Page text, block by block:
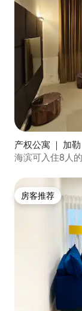
产权公寓 ｜ 加勒
房客推荐
房客推荐